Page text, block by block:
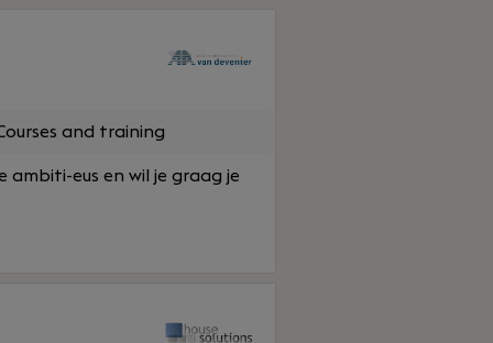
and training
ambiti-eus en wil je graag je